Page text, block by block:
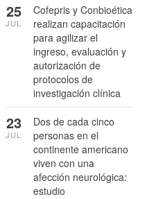
Cofepris y Conbioética
realizan capacitación
para agilizar el
ingreso, evaluación y
autorización de
protocolos de
investigación clínica
25
JUL
Dos de cada cinco
personas en el
continente americano
viven con una
afección neurológica:
estudio
23
JUL